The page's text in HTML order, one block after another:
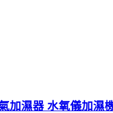
加濕器 水氧儀加濕